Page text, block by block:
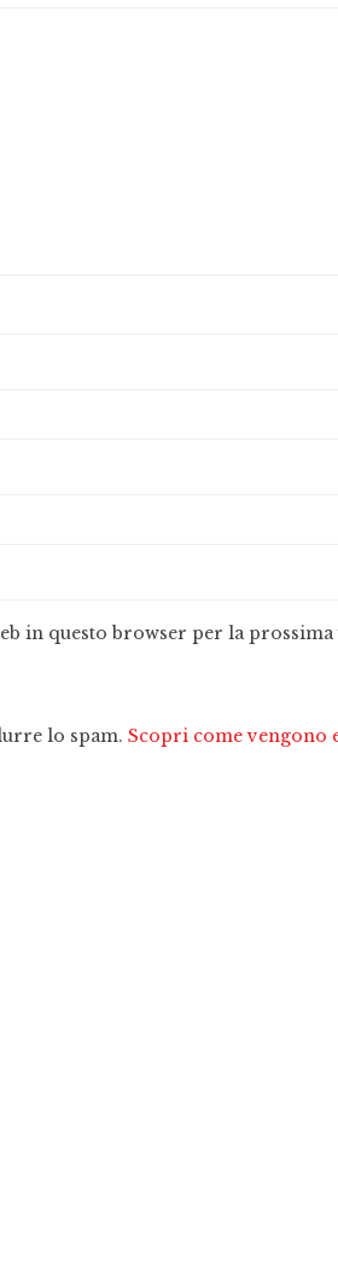
in questo browser per la
lo spam. Scopri come vengono